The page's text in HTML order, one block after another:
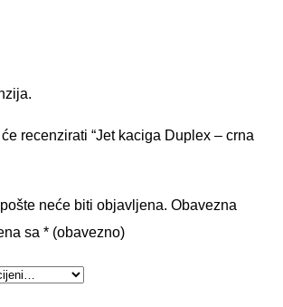
recenzirati “Jet kaciga Duplex – crna
neće biti objavljena. Obavezna
sa * (obavezno)